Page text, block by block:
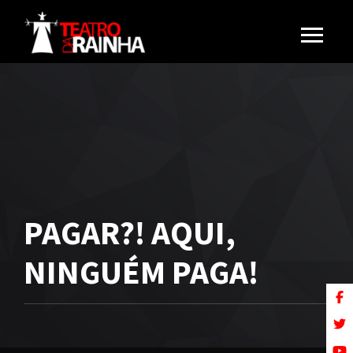
PAGAR?! AQUI,
NINGUÉM PAGA!